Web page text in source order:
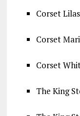
Corset
Corset
Corset
The King